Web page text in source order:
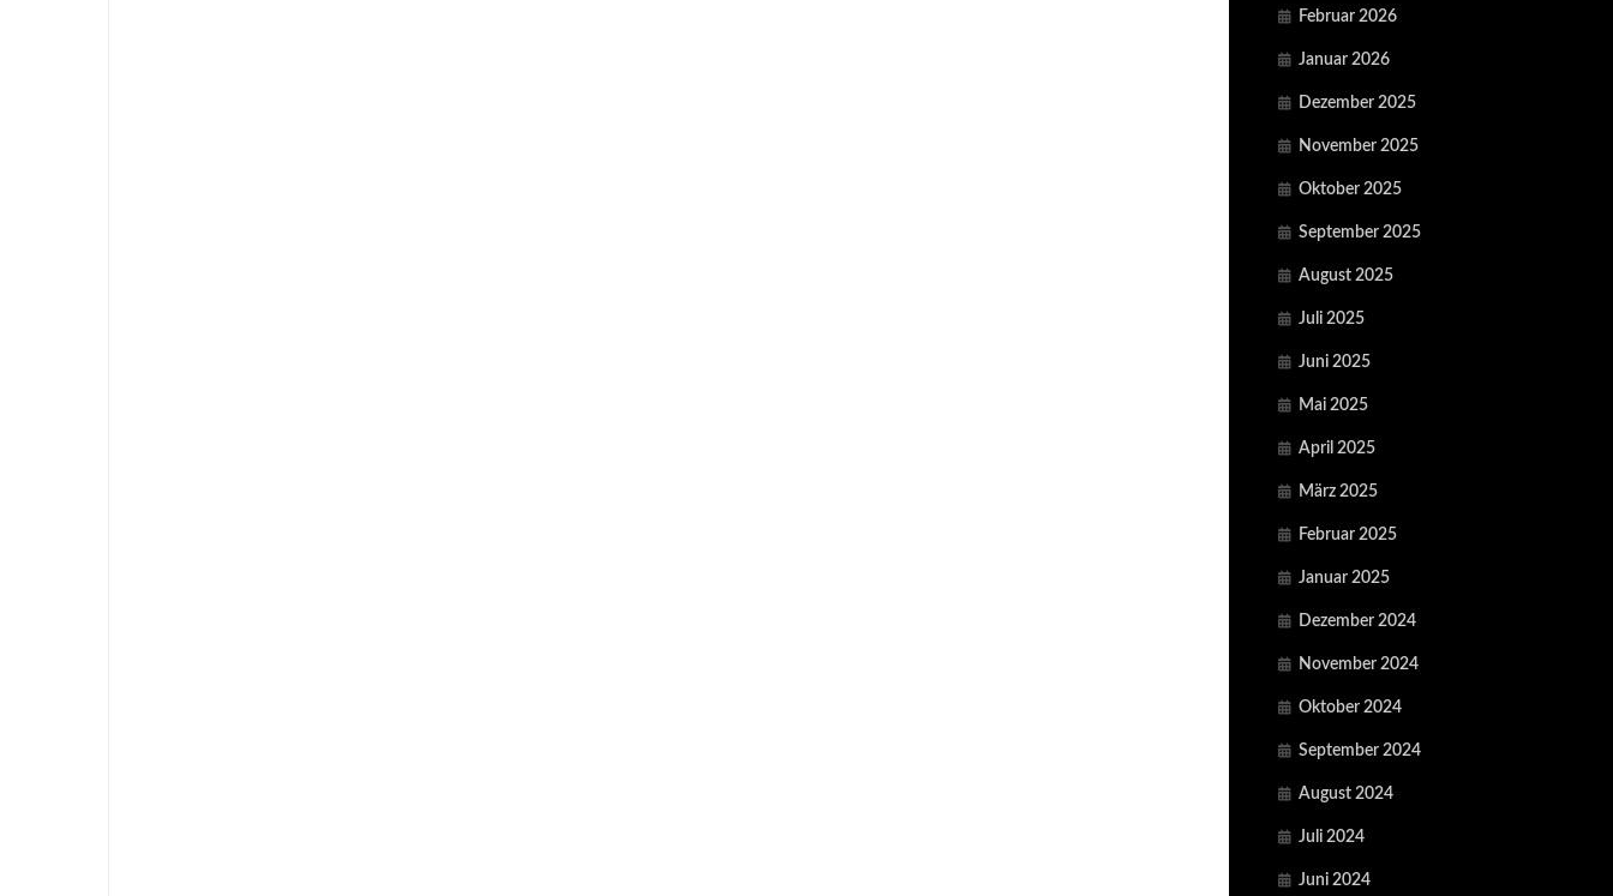
Februar 2026
Januar 2026
Dezember 2025
November 2025
Oktober 2025
September 2025
August 2025
Juli 2025
Juni 2025
Mai 2025
April 2025
März 2025
Februar 2025
Januar 2025
Dezember 2024
November 2024
Oktober 2024
September 2024
August 2024
Juli 2024
Juni 2024